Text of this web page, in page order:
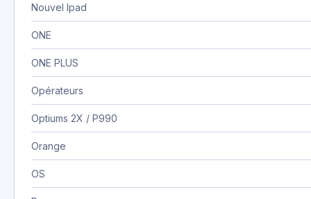
Nouvel Ipad
ONE
ONE PLUS
Opérateurs
Optiums 2X / P990
Orange
OS